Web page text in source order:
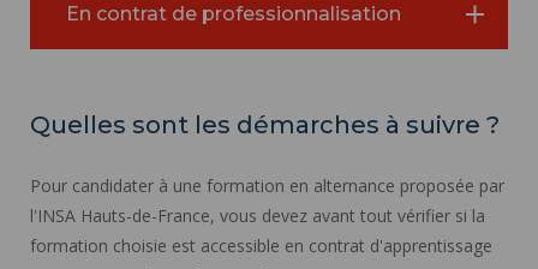
En contrat de professionnalisation
Quelles sont les démarches à suivre ?
Pour candidater à une formation en alternance proposée par
l'INSA Hauts-de-France, vous devez avant tout vérifier si la
formation choisie est accessible en contrat d'apprentissage